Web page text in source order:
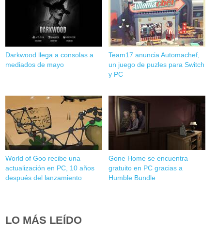
Darkwood llega a consolas a
mediados de mayo
Team17 anuncia Automachef,
un juego de puzles para Switch
y PC
World of Goo recibe una
actualización en PC, 10 años
después del lanzamiento
Gone Home se encuentra
gratuito en PC gracias a
Humble Bundle
LO MÁS LEÍDO